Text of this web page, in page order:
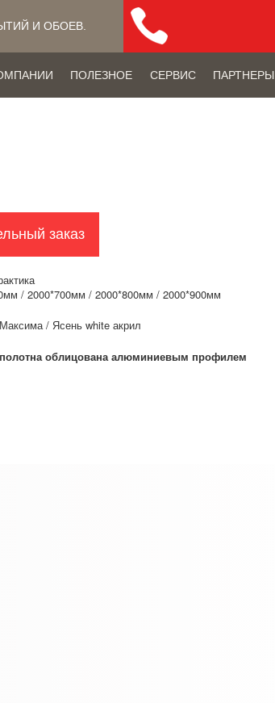
И ОБОЕВ.
ПОЛЕЗНОЕ СЕРВИС ПАРТНЕРЫ
заказ
/ 2000*700мм / 2000*800мм / 2000*900мм
Максима / Ясень white акрил
облицована алюминиевым профилем